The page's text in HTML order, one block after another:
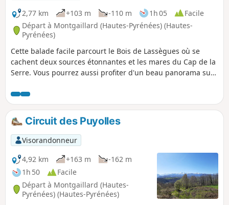
2,77 km
+103 m -110 m 1h 05
Facile
Départ à Montgaillard (Hautes-Pyrénées) (Hautes-
Pyrénées)
Cette balade facile parcourt le Bois de Lassègues où se
cachent deux sources étonnantes et les mares du Cap de la
Serre. Vous pourrez aussi profiter d'un beau panorama sur
Circuit des Puyolles
Visorandonneur
4,92 km
+163 m
-162 m
1h 50
Facile
Départ à Montgaillard (Hautes-
Pyrénées) (Hautes-Pyrénées)